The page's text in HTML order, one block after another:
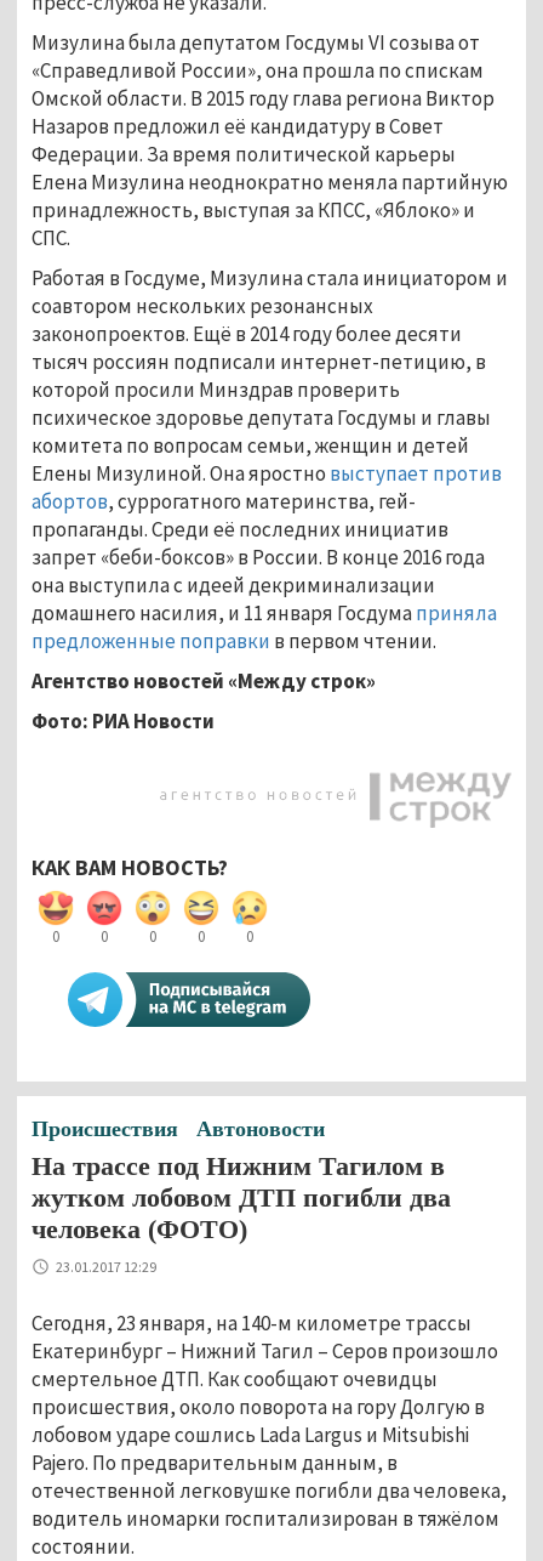
Мизулина была депутатом Госдумы VI созыва от
«Справедливой России», она прошла по спискам
Омской области. В 2015 году глава региона Виктор
Назаров предложил её кандидатуру в Совет
Федерации. За время политической карьеры
Елена Мизулина неоднократно меняла партийную
принадлежность, выступая за КПСС, «Яблоко» и
СПС.
Работая в Госдуме, Мизулина стала инициатором и
соавтором нескольких резонансных
законопроектов. Ещё в 2014 году более десяти
тысяч россиян подписали интернет-петицию, в
которой просили Минздрав проверить
психическое здоровье депутата Госдумы и главы
комитета по вопросам семьи, женщин и детей
Елены Мизулиной. Она яростно выступает против
абортов, суррогатного материнства, гей-
пропаганды. Среди её последних инициатив
запрет «беби-боксов» в России. В конце 2016 года
она выступила с идеей декриминализации
домашнего насилия, и 11 января Госдумаприняла
предложенные поправки в первом чтении.
Агентство новостей «Между строк»
Фото: РИА Новости
КАК ВАМ НОВОСТЬ?
0 0 0 0 0
Происшествия Автоновости
На трассе под Нижним Тагилом в
жутком лобовом ДТП погибли два
человека (ФОТО)
23.01.2017 12:29
Сегодня, 23 января, на 140-м километре трассы
Екатеринбург – Нижний Тагил – Серов произошло
смертельное ДТП. Как сообщают очевидцы
происшествия, около поворота на гору Долгую в
лобовом ударе сошлись Lada Largus и Mitsubishi
Pajero. По предварительным данным, в
отечественной легковушке погибли два человека,
водитель иномарки госпитализирован в тяжёлом
состоянии.